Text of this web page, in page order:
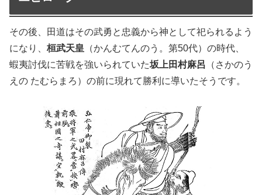
その後、田道はその武勇と忠義から神として祀られるよう
になり、 桓武天皇 （かんむてんのう。第50代）の時代、
蝦夷討伐に苦戦を強いられていた坂上田村麻呂 （さかのう
えの たむらまろ）の前に現れて勝利に導いたそうです。